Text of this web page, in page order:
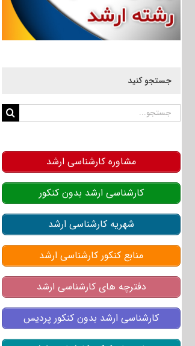
جستجو کنید
جستجو
مشاوره کارشناسی ارشد
کارشناسی ارشد بدون کنکور
شهریه کارشناسی ارشد
منابع کنکور کارشناسی ارشد
دفترچه های کارشناسی ارشد
کارشناسی ارشد بدون کنکور پردیس